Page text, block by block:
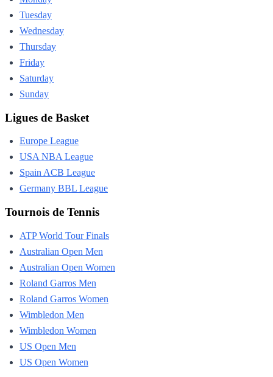
Tuesday
Wednesday
Thursday
Friday
Saturday
Sunday
Ligues de Basket
Europe League
USA NBA League
Spain ACB League
Germany BBL League
Tournois de Tennis
ATP World Tour Finals
Australian Open Men
Australian Open Women
Roland Garros Men
Roland Garros Women
Wimbledon Men
Wimbledon Women
US Open Men
US Open Women